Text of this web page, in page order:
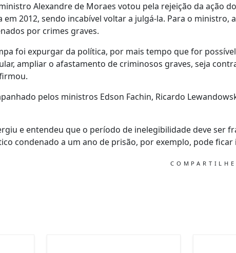
Alexandre de Moraes votou pela rejeição da ação
em 2012, sendo incabível voltar a julgá-la. Para o ministro,
por crimes graves.
foi expurgar da política, por mais tempo que for
ampliar o afastamento de criminosos graves, seja
pelos ministros Edson Fachin, Ricardo
e entendeu que o período de inelegibilidade deve ser
condenado a um ano de prisão, por exemplo, pode ficar